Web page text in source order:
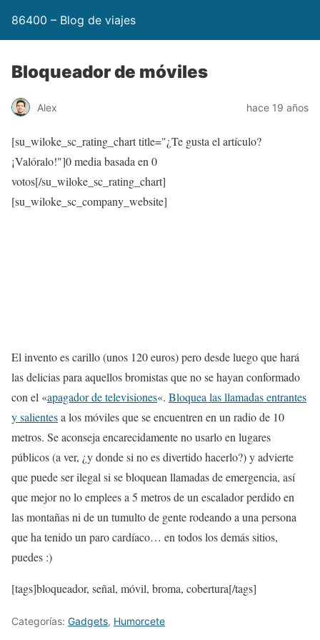
86400 – Blog de viajes
Bloqueador de móviles
Alex hace 19 años
[su_wiloke_sc_rating_chart title="¿Te gusta el artículo?
¡Valóralo!"]0media basada en 0
votos[/su_wiloke_sc_rating_chart]
[su_wiloke_sc_company_website]
El invento es carillo (unos 120 euros) pero desde luego que hará
las delicias para aquellos bromistas que no se hayan conformado
con el «apagador de televisiones«. Bloquea las llamadas entrantes
y salientesa los móviles que se encuentren en un radio de 10
metros. Se aconseja encarecidamente no usarlo en lugares
públicos (a ver, ¿y donde si no es divertido hacerlo?) y advierte
que puede ser ilegal si se bloquean llamadas de emergencia, así
que mejor no lo emplees a 5 metros de un escalador perdido en
las montañas ni de un tumulto de gente rodeando a una persona
que ha tenido un paro cardíaco… en todos los demás sitios,
puedes :)
[tags]bloqueador, señal, móvil, broma, cobertura[/tags]
Categorías: Gadgets, Humorcete